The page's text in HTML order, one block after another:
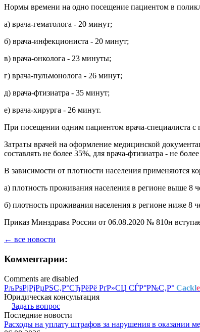
Нормы времени на одно посещение пациентом в
а) врача-гематолога - 20 минут;
б) врача-инфекциониста - 20 минут;
в) врача-онколога - 23 минуты;
г) врача-пульмонолога - 26 минут;
д) врача-фтизиатра - 35 минут;
е) врача-хирурга - 26 минут.
При посещении одним пациентом врача-специалиста с
Затраты врачей на оформление медицинской
составлять не более 35%, для врача-фтизиатра - не
В зависимости от плотности населения применяются
а) плотность проживания населения в регионе выше 8
б) плотность проживания населения в регионе ниже 8
Приказ Минздрава России от 06.08.2020 № 810н
← все новости
Комментарии:
Comments are disabled
РљРѕРјРјРµРЅС‚Р°СЂРёРё РґР»СЏ СЃР°Р№С‚Р° Cackle
Юридическая консультация
Задать вопрос
Последние новости
Расходы на уплату штрафов за нарушения в оказании